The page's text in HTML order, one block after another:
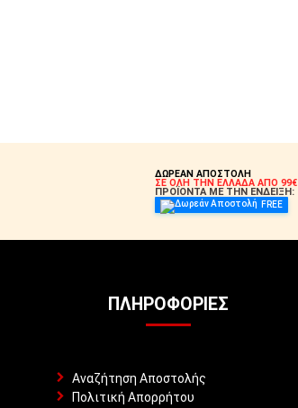
ΔΩΡΕΑΝ ΑΠΟΣΤΟΛΗ
ΣΕ ΟΛΗ ΤΗΝ ΕΛΛΑΔΑ ΑΠΟ 99€
ΠΡΟΪΟΝΤΑ ΜΕ ΤΗΝ ΕΝΔΕΙΞΗ:
FREE
ΠΛΗΡΟΦΟΡΊΕΣ
Αναζήτηση Αποστολής
Πολιτική Απορρήτου